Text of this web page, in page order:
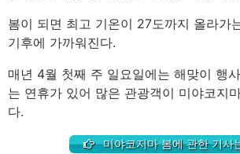
봄이 되면 최고 기온이 27도까지 올라가
기후에 가까워진다.
매년 4월 첫째 주 일요일에는 해맞이 행
는 연휴가 있어 많은 관광객이 미야코지
다.
미야코지마 봄에 관한 기사